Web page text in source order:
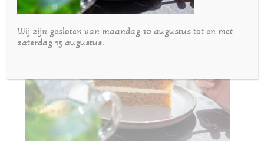
Wij zijn gesloten van maandag 10 augustus tot en met
zaterdag 15 augustus.